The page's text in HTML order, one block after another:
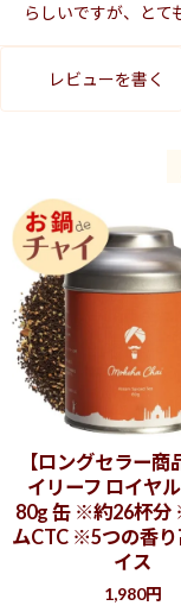
らしいですが、とて
レビューを書く
【ロングセラー商
イリーフ ロイヤ
80g 缶 ※約26杯分
ムCTC ※5つの香
イス
1,980円